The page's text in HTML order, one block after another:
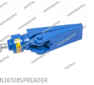
N3810#SPREADER